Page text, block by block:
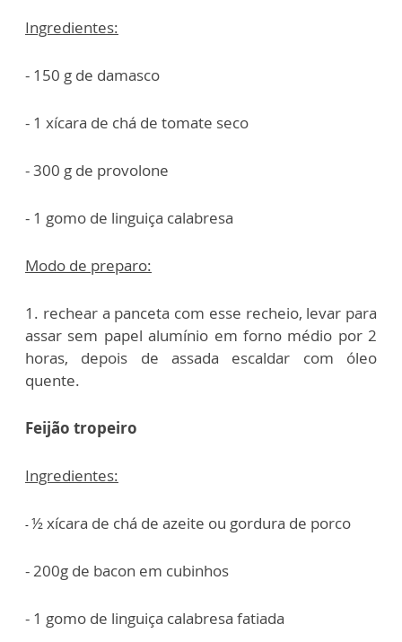
Ingredientes:
- 150 g de damasco
- 1 xícara de chá de tomate seco
- 300 g de provolone
- 1 gomo de linguiça calabresa
Modo de preparo:
1. rechear a panceta com esse recheio, levar para
assar sem papel alumínio em forno médio por 2
horas, depois de assada escaldar com óleo
quente.
Feijão tropeiro
Ingredientes:
-½ xícara de chá de azeite ou gordura de porco
- 200g de bacon em cubinhos
- 1 gomo de linguiça calabresa fatiada